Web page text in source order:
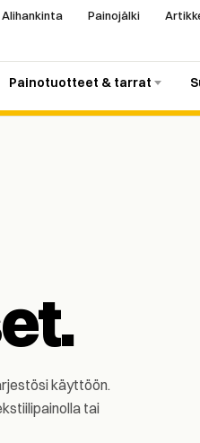
Alihankinta Painojälki
Painotuotteet & tarrat
käyttöön.
tai